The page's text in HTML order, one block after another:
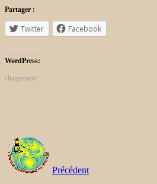
Partager :
Twitter Facebook
WordPress:
chargement…
Précédent